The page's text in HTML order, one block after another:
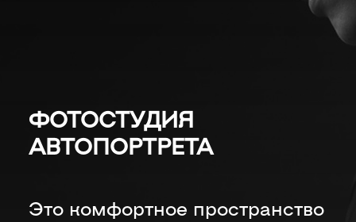
ФОТОСТУДИЯ
АВТОПОРТРЕТА
Это комфортное пространство